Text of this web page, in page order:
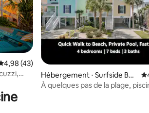
: 4,94 sur 5
moyenne sur la base de 43
4,98 (43)
Hébergement ⋅ Surfside Bea
ch
À quelques pas de la plage,